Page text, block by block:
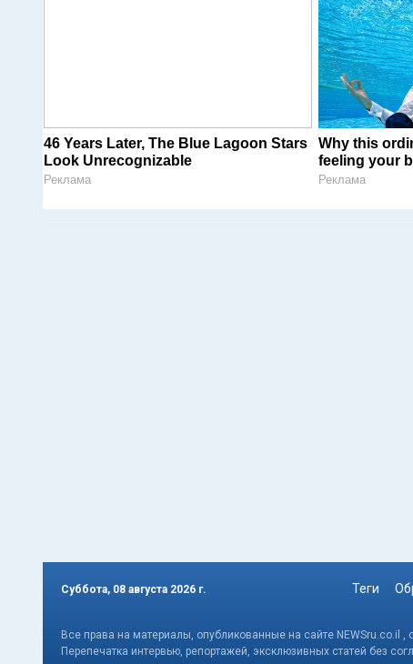
46 Years Later, The Blue Lagoon Stars
Look Unrecognizable
Реклама
Why this
feeling your
Реклама
Суббота, 08 августа 2026 г. Теги
Все права на материалы, опубликованные на сайте NEWSru.co.il
Перепечатка интервью, репортажей, эксклюзивных статей без